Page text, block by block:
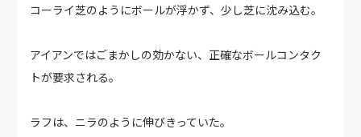
コーライ芝のようにボールが浮かず、少し芝に沈み込む。
アイアンではごまかしの効かない、正確なボールコンタク
トが要求される。
ラフは、ニラのように伸びきっていた。